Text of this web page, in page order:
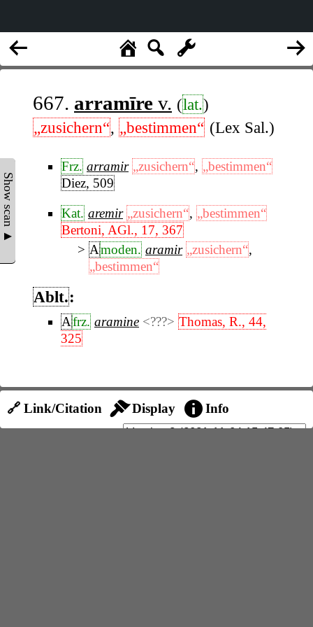
Show scan ▲
667. arramīre v. (lat.)
„zusichern“, „bestimmen“ (Lex Sal.)
Frz. arramir „zusichern“, „bestimmen“
Diez, 509
Kat. aremir „zusichern“, „bestimmen“
Bertoni, AGl., 17, 367
Amoden. aramir „zusichern“,
„bestimmen“
Ablt.:
Afrz. aramine <???> Thomas, R., 44,
325
🔗 Link/Citation Display Info